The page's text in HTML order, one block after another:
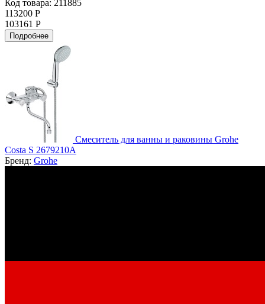
Код товара: 211885
113200 Р
103161 Р
Подробнее
Смеситель для ванны и раковины Grohe
Costa S 2679210A
Бренд: Grohe